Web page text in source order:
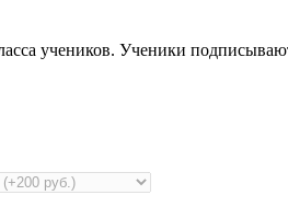
учеников. Ученики